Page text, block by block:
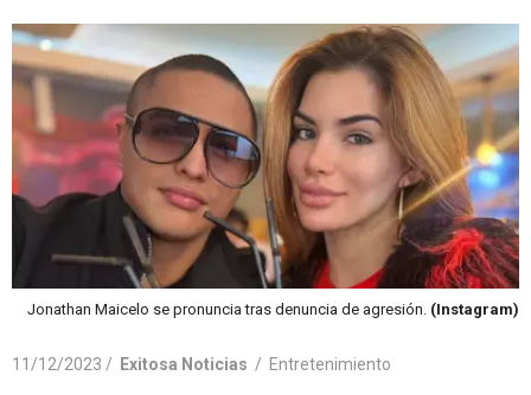
Jonathan Maicelo se pronuncia tras denuncia de agresión. (Instagram)
11/12/2023 / Exitosa Noticias / Entretenimiento